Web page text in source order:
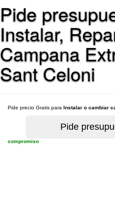
Pide
Instalar,
Campana
Sant Celoni
Pide precio Gratis para Instalar o cambiar
compromiso